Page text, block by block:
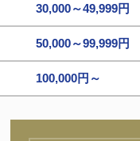
30,000～49,999円
50,000～99,999円
100,000円～